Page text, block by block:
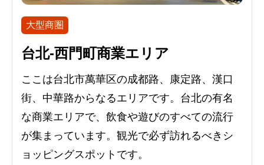
大型商圏
台北-西門町商業エリア
ここは台北市萬華区の成都路、康定路、漢口
街、中華路からなるエリアです。台北の有名
な商業エリアで、飲食や遊びのすべての流行
が集まっています。観光で必ず訪れるべきシ
ョッピングスポットです。